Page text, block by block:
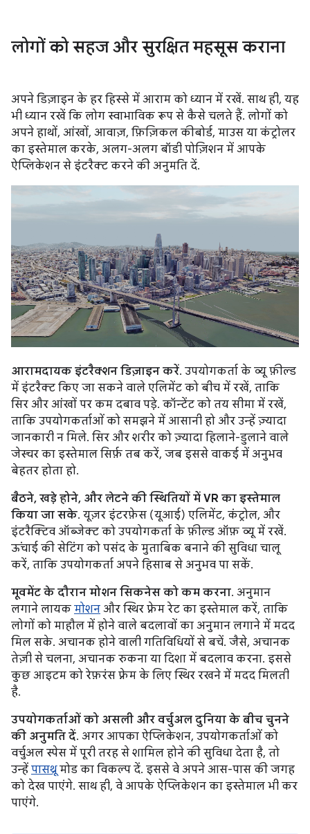
लोगों को सहज और सुरक्षित महसूस कराना
अपने डिज़ाइन के हर हिस्से में आराम को ध्यान में रखें. साथ ही, यह
भी ध्यान रखें कि लोग स्वाभाविक रूप से कैसे चलते हैं. लोगों को
अपने हाथों, आंखों, आवाज़, फ़िज़िकल कीबोर्ड, माउस या कंट्रोलर
का इस्तेमाल करके, अलग-अलग बॉडी पोज़िशन में आपके
ऐप्लिकेशन से इंटरैक्ट करने की अनुमति दें.
आरामदायक इंटरैक्शन डिज़ाइन करें. उपयोगकर्ता के व्यू फ़ील्ड
में इंटरैक्ट किए जा सकने वाले एलिमेंट को बीच में रखें, ताकि
सिर और आंखों पर कम दबाव पड़े. कॉन्टेंट को तय सीमा में रखें,
ताकि उपयोगकर्ताओं को समझने में आसानी हो और उन्हें ज़्यादा
जानकारी न मिले. सिर और शरीर को ज़्यादा हिलाने-डुलाने वाले
जेस्चर का इस्तेमाल सिर्फ़ तब करें, जब इससे वाकई में अनुभव
बेहतर होता हो.
बैठने, खड़े होने, और लेटने की स्थितियों में VR का इस्तेमाल
किया जा सके. यूज़र इंटरफ़ेस (यूआई) एलिमेंट, कंट्रोल, और
इंटरैक्टिव ऑब्जेक्ट को उपयोगकर्ता के फ़ील्ड ऑफ़ व्यू में रखें.
ऊंचाई की सेटिंग को पसंद के मुताबिक बनाने की सुविधा चालू
करें, ताकि उपयोगकर्ता अपने हिसाब से अनुभव पा सकें.
मूवमेंट के दौरान मोशन सिकनेस को कम करना. अनुमान
लगाने लायक मोशन और स्थिर फ़्रेम रेट का इस्तेमाल करें, ताकि
लोगों को माहौल में होने वाले बदलावों का अनुमान लगाने में मदद
मिल सके. अचानक होने वाली गतिविधियों से बचें. जैसे, अचानक
तेज़ी से चलना, अचानक रुकना या दिशा में बदलाव करना. इससे
कुछ आइटम को रेफ़रंस फ़्रेम के लिए स्थिर रखने में मदद मिलती
है.
उपयोगकर्ताओं को असली और वर्चुअल दुनिया के बीच चुनने
की अनुमति दें. अगर आपका ऐप्लिकेशन, उपयोगकर्ताओं को
वर्चुअल स्पेस में पूरी तरह से शामिल होने की सुविधा देता है, तो
उन्हें पासथ्रूमोड का विकल्प दें. इससे वे अपने आस-पास की जगह
को देख पाएंगे. साथ ही, वे आपके ऐप्लिकेशन का इस्तेमाल भी कर
पाएंगे.